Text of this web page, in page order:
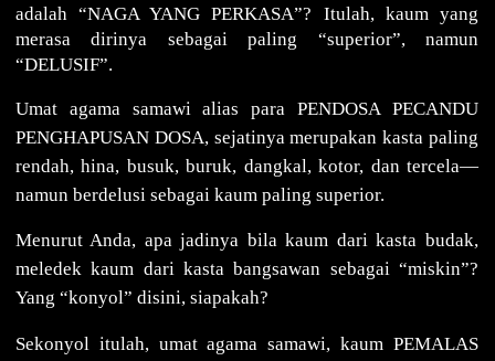
adalah “NAGA YANG PERKASA”? Itulah, kaum yang
merasa dirinya sebagai paling “superior”, namun
“DELUSIF”.
Umat agama samawi alias para PENDOSA PECANDU
PENGHAPUSAN DOSA, sejatinya merupakan kasta paling
rendah, hina, busuk, buruk, dangkal, kotor, dan tercela—
namun berdelusi sebagai kaum paling superior.
Menurut Anda, apa jadinya bila kaum dari kasta budak,
meledek kaum dari kasta bangsawan sebagai “miskin”?
Yang “konyol” disini, siapakah?
Sekonyol itulah, umat agama samawi, kaum PEMALAS